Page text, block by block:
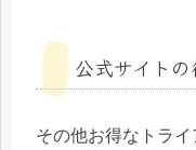
公式サイトの
その他お得なトラ